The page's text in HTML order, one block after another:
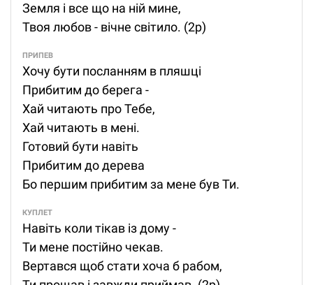
Земля і все що на ній мине,
Твоя любов - вічне світило. (2р)
ПРИПЕВ
Хочу бути посланням в пляшці
Прибитим до берега -
Хай читають про Тебе,
Хай читають в мені.
Готовий бути навіть
Прибитим до дерева
Бо першим прибитим за мене був Ти.
КУПЛЕТ
Навіть коли тікав із дому -
Ти мене постійно чекав.
Вертався щоб стати хоча б рабом,